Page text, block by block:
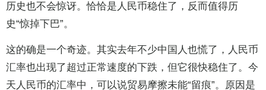
历史也不会惊讶。恰恰是人民币稳住了，反而值得历
史“惊掉下巴”。
这的确是一个奇迹。其实去年不少中国人也慌了，人民币
汇率也出现了超过正常速度的下跌，但它很快稳住了。今
天人民币的汇率中，可以说贸易摩擦未能“留痕”。原因是